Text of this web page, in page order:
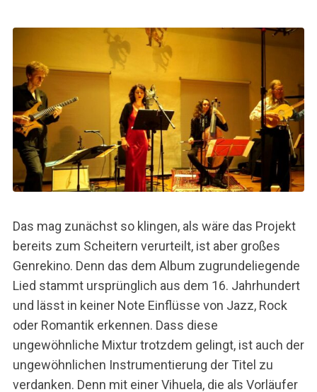
Das mag zunächst so klingen, als wäre das Projekt
bereits zum Scheitern verurteilt, ist aber großes
Genrekino. Denn das dem Album zugrundeliegende
Lied stammt ursprünglich aus dem 16. Jahrhundert
und lässt in keiner Note Einflüsse von Jazz, Rock
oder Romantik erkennen. Dass diese
ungewöhnliche Mixtur trotzdem gelingt, ist auch der
ungewöhnlichen Instrumentierung der Titel zu
verdanken. Denn mit einer Vihuela, die als Vorläufer